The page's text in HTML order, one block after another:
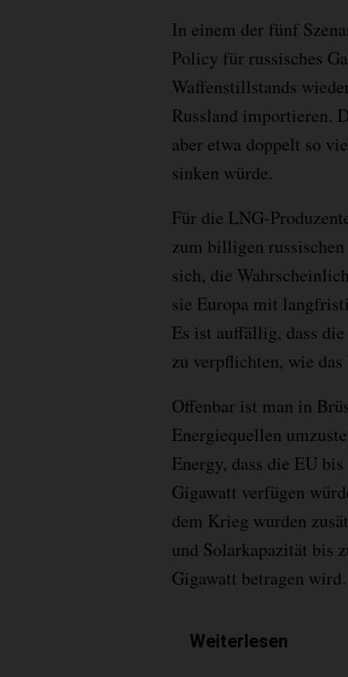
In einem der fünf
Policy für russisches
Waffenstillstands
Russland importieren.
aber etwa doppelt so
sinken würde.
Für die LNG-
zum billigen
sich, die
sie Europa mit
Es ist auffällig, dass
zu verpflichten, wie
Offenbar ist man in
Energiequellen
Energy, dass die EU
Gigawatt verfügen
dem Krieg wurden
und Solarkapazität bis
Gigawatt betragen wird.
Weiterlesen